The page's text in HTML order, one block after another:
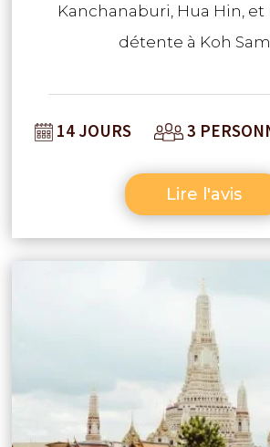
Kanchanaburi, Hua Hin,
détente à Koh
14 JOURS 3
Lire l'avis